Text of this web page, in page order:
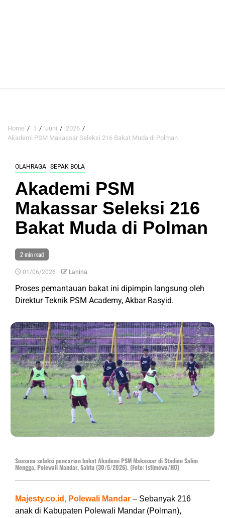
Home 1 Juni
2026
Akademi PSM Makassar Seleksi 216 Bakat Muda di Polman
OLAHRAGA SEPAK BOLA
Akademi PSM
Makassar Seleksi 216
Bakat Muda di Polman
2 min read
01/06/2026 Lanina
Proses pemantauan bakat ini dipimpin langsung oleh
Direktur Teknik PSM Academy, Akbar Rasyid.
Suasana seleksi pencarian bakat Akademi PSM Makassar di Stadion Salim
Mengga, Polewali Mandar, Sabtu (30/5/2026). (Foto: Istimewa/HO)
Majesty.co.id, Polewali Mandar – Sebanyak 216
anak di Kabupaten Polewali Mandar (Polman),